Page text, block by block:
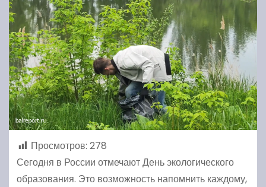
Просмотров: 278
Сегодня в России отмечают День экологического
образования. Это возможность напомнить каждому,